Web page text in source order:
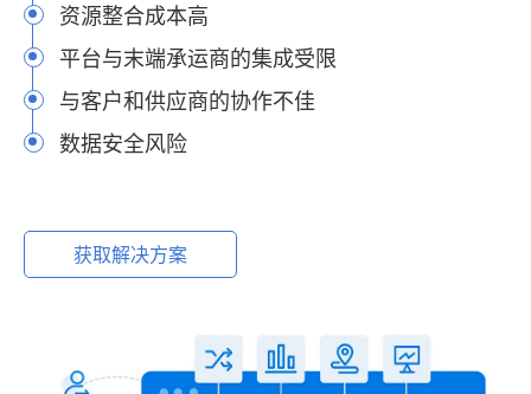
资源整合成本高
平台与末端承运商的集成受限
与客户和供应商的协作不佳
数据安全风险
获取解决方案